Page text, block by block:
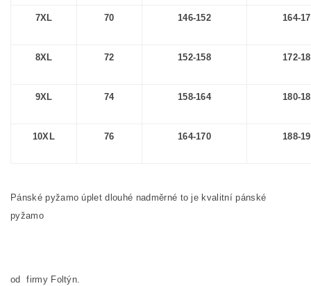
7XL 70 146-152 164-
8XL 72 152-158 172-
9XL 74 158-164 180-
10XL 76 164-170 188-
Pánské pyžamo úplet dlouhé nadměrné to je kvalitní pánské
pyžamo
od firmy Foltýn.